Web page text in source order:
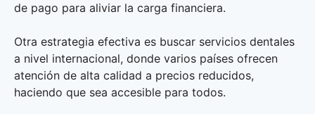
de pago para aliviar la carga financiera.
Otra estrategia efectiva es buscar servicios dentales
a nivel internacional, donde varios países ofrecen
atención de alta calidad a precios reducidos,
haciendo que sea accesible para todos.